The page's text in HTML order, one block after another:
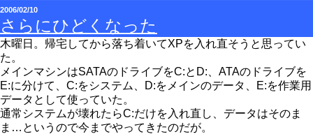
2006/02/10
さらにひどくなった
木曜日。帰宅してから落ち着いてXPを入れ直そうと思ってい
た。
メインマシンはSATAのドライブをC:とD:、ATAのドライブを
E:に分けて、C:をシステム、D:をメインのデータ、E:を作業用
データとして使っていた。
通常システムが壊れたらC:だけを入れ直し、データはそのま
ま…というので今までやってきたのだが。